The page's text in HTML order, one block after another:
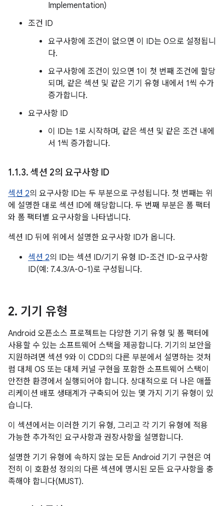
Implementation)
조건 ID
요구사항에 조건이 없으면 이 ID는 0으로 설정됩니
다.
요구사항에 조건이 있으면 1이 첫 번째 조건에 할당
되며, 같은 섹션 및 같은 기기 유형 내에서 1씩 수가
증가합니다.
요구사항 ID
이 ID는 1로 시작하며, 같은 섹션 및 같은 조건 내에
서 1씩 증가합니다.
1.1.3. 섹션 2의 요구사항 ID
섹션 2의 요구사항 ID는 두 부분으로 구성됩니다. 첫 번째는 위
에 설명한 대로 섹션 ID에 해당합니다. 두 번째 부분은 폼 팩터
와 폼 팩터별 요구사항을 나타냅니다.
섹션 ID 뒤에 위에서 설명한 요구사항 ID가 옵니다.
섹션 2의 ID는 섹션 ID/기기 유형 ID-조건 ID-요구사항
ID(예: 7.4.3/A-0-1)로 구성됩니다.
2. 기기 유형
Android 오픈소스 프로젝트는 다양한 기기 유형 및 폼 팩터에
사용할 수 있는 소프트웨어 스택을 제공합니다. 기기의 보안을
지원하려면 섹션 9와 이 CDD의 다른 부분에서 설명하는 것처
럼 대체 OS 또는 대체 커널 구현을 포함한 소프트웨어 스택이
안전한 환경에서 실행되어야 합니다. 상대적으로 더 나은 애플
리케이션 배포 생태계가 구축되어 있는 몇 가지 기기 유형이 있
습니다.
이 섹션에서는 이러한 기기 유형, 그리고 각 기기 유형에 적용
가능한 추가적인 요구사항과 권장사항을 설명합니다.
설명한 기기 유형에 속하지 않는 모든 Android 기기 구현은 여
전히 이 호환성 정의의 다른 섹션에 명시된 모든 요구사항을 충
족해야 합니다(MUST).